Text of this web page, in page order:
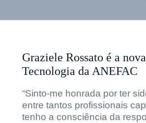
Graziele Rossato é a
Tecnologia da ANEFAC
“Sinto-me honrada por ter
entre tantos profissionais
tenho a consciência da